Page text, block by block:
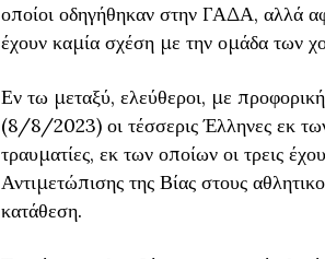
οποίοι οδηγήθηκαν στην ΓΑΔΑ, αλλά
έχουν καμία σχέση με την ομάδα των
Εν τω μεταξύ, ελεύθεροι, με
(8/8/2023) οι τέσσερις Έλληνες εκ
τραυματίες, εκ των οποίων οι τρεις
Αντιμετώπισης της Βίας στους
κατάθεση.